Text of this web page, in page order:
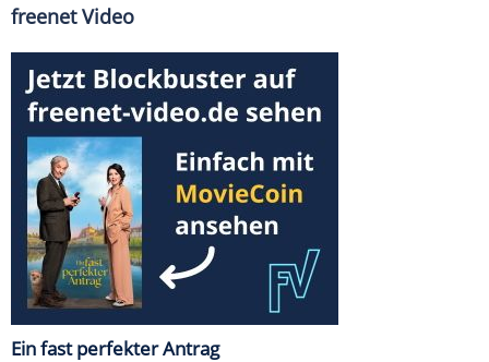
freenet Video
Ein fast perfekter Antrag